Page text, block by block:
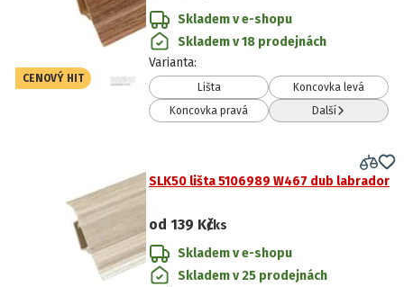
CENOVÝ HIT
Skladem v e-shopu
Skladem v 18 prodejnách
Varianta:
Lišta
Koncovka levá
Koncovka pravá
Další
SLK50 lišta 5106989 W467 dub labrador
od 139 Kč/ks
Skladem v e-shopu
Skladem v 25 prodejnách